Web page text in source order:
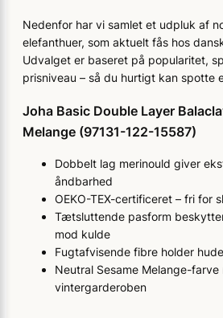
Nedenfor har vi samlet et udpluk af
elefanthuer, som aktuelt fås hos
Udvalget er baseret på popularitet,
prisniveau – så du hurtigt kan spotte
Joha Basic Double Layer
Melange (97131-122-15587)
Dobbelt lag merinould giver
åndbarhed
OEKO-TEX-certificeret – fri for
Tætsluttende pasform
mod kulde
Fugtafvisende fibre holder
Neutral Sesame Melange-
vintergarderoben